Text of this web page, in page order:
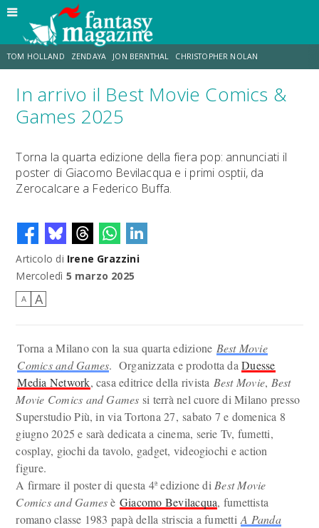
TOM HOLLAND ZENDAYA JON BERNTHAL CHRISTOPHER NOLAN
STRANIMONDI LUCCA COMICS & GAMES ODISSEA CHRIS MCKENNA
In arrivo il Best Movie Comics &
Games 2025
Torna la quarta edizione della fiera pop: annunciati il
poster di Giacomo Bevilacqua e i primi osptii, da
Zerocalcare a Federico Buffa.
Articolo di Irene Grazzini
Mercoledì 5 marzo 2025
A A
Torna a Milano con la sua quarta edizione Best Movie
Comics and Games. Organizzata e prodotta daDuesse
Media Network, casa editrice della rivista Best Movie, Best
Movie Comics and Games si terrà nel cuore di Milano presso
Superstudio Più, in via Tortona 27, sabato 7 e domenica 8
giugno 2025 e sarà dedicata a cinema, serie Tv, fumetti,
cosplay, giochi da tavolo, gadget, videogiochi e action
figure.
A firmare il poster di questa 4ª edizione di Best Movie
Comics and Gamesè Giacomo Bevilacqua, fumettista
romano classe 1983 papà della striscia a fumettiA Panda